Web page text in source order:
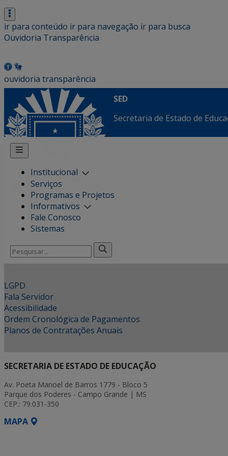
ir para conteúdo ir para navegação ir para busca
Ouvidoria Transparência
ouvidoria transparência
SED
Secretaria de Estado de
Institucional
Serviços
Programas e Projetos
Informativos
Fale Conosco
Sistemas
Pesquisar
por:
LGPD
Fala Servidor
Acessibilidade
Ordem Cronológica de Pagamentos
Planos de Contratações Anuais
SECRETARIA DE ESTADO DE EDUCAÇÃO
Av. Poeta Manoel de Barros 1779 - Bloco 5
Parque dos Poderes - Campo Grande | MS
CEP.: 79.031-350
MAPA